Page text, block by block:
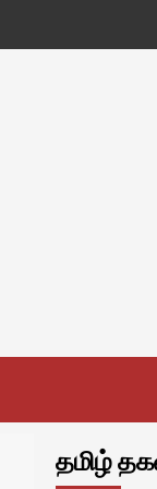
தமிழ்